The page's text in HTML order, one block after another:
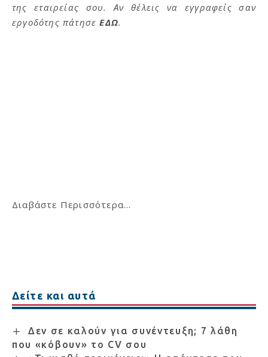
της εταιρείας σου. Αν θέλεις να εγγραφείς σαν
εργοδότης πάτησεΕΔΩ.
Διαβάστε Περισσότερα...
Δείτε και αυτά
Δεν σε καλούν για συνέντευξη; 7 λάθη
που «κόβουν» το CV σου